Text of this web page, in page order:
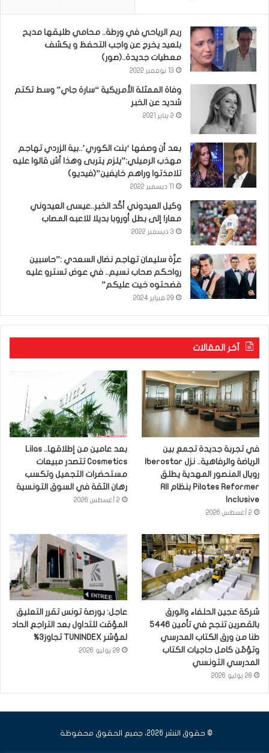
ريم الرياحي في ورطة.. محامي طليقها مديح
بلعيد يخرج عن واجب التحفظ و يكشف
معطيات جديدة..(صور)
13 نوفمبر 2022
وفاة الممثلة الأمريكية “سارة جاي” وسط تكتم
شديد عن الخبر
2 يناير 2021
بعد أن وصفها ‘بنت الكوري’..بية الزردي تهاجم
مهذب الرميلي:”يلزم يتربى وهذا أش قالوا عليه
تلامذتوا وراهم خايفين”(فيديو)
وكيل العيدوني أكّد الخبر..عيسى العيدوني
معارا إلى بطل أوروبا بديلا للاعبه المصاب
3 ديسمبر 2022
عزّة سليمان تهاجم نضال السعدي :”حاسبين
رواحكم صحاب نسيم.. في عوض تسترو عليه
فضحتوه خيت عليكم”
29 فبراير 2024
آخر المقالات
في تجربة جديدة تجمع بين
رويال المنصور المهدية يطلق
Pilates Reformer بنظام All
Inclusive
2 أغسطس 2026
بعد عامين من إطلاقها.. Lilas
Cosmetics تتصدر مبيعات
مستحضرات التجميل وتكسب
رهان الثقة في السوق التونسية
2 أغسطس 2026
شركة عجين الحلفاء والورق
بالقصرين تنجح في تأمين 5446
طنا من ورق الكتاب المدرسي
وتؤمّن كامل حاجيات الكتاب
المدرسي التونسي
28 يوليو 2026
عاجل: بورصة تونس تقرر التعليق
المؤقت للتداول بعد التراجع الحاد
لمؤشر TUNINDEX تجاوز3%
28 يوليو 2026
© حقوق النشر 2026، جميع الحقوق محفوظة